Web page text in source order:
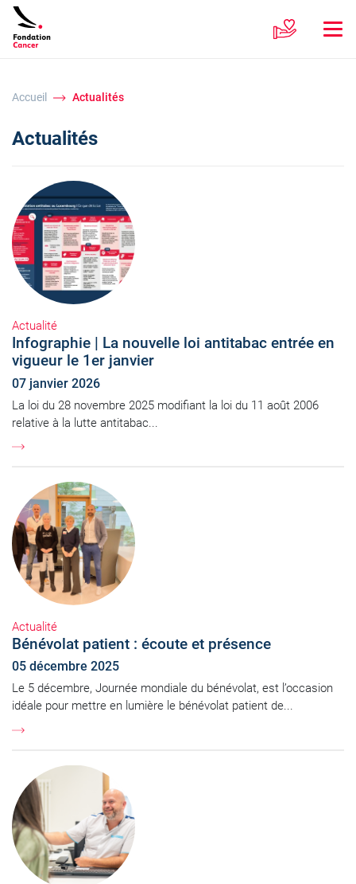
Accueil Actualités
Actualités
Actualité
Infographie | La nouvelle loi antitabac entrée en
vigueur le 1er janvier
07 janvier 2026
La loi du 28 novembre 2025 modifiant la loi du 11 août 2006
relative à la lutte antitabac...
Actualité
Bénévolat patient : écoute et présence
05 décembre 2025
Le 5 décembre, Journée mondiale du bénévolat, est l’occasion
idéale pour mettre en lumière le bénévolat patient de...